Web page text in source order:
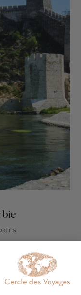
de
- Forteresse
Tour de Niš et
- Parc national
- Monastère de